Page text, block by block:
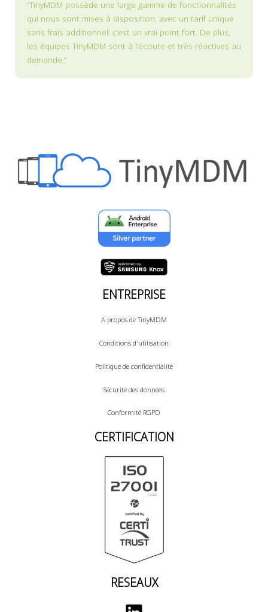
“TinyMDM possède une large gamme de fonctionnalités
qui nous sont mises à disposition, avec un tarif unique
sans frais additionnel: c’est un vrai point fort. De plus,
les équipes TinyMDM sont à l’écoute et très réactives au
demande.”
ENTREPRISE
A propos de TinyMDM
Conditions d'utilisation
Politique de confidentialité
Sécurité des données
Conformité RGPD
CERTIFICATION
RESEAUX